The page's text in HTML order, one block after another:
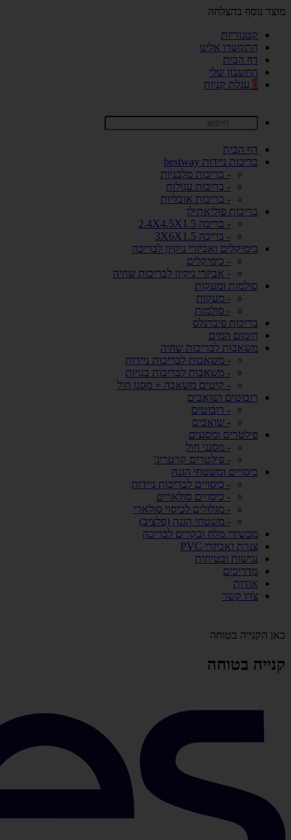
מוצר נוסף בהצלחה
קטגוריות
התקשרו אלינו
דף הבית
החשבון שלי
0 עגלת קניות
דף הבית
בריכות ניידות bestway
- בריכות מלבניות
- בריכות עגולות
- בריכות אובליות
בריכות פוליאתילן
- בריכה 2.4X4.5X1.5
- בריכה 3X6X1.5
כימיקלים ואביזרי ניקיון לבריכה
- כימיקלים
- אביזרי ניקיון לבריכות שחיה
סולמות ומעקות
- מעקות
- סולמות
בריכות פיברגלס
חימום המים
משאבות לבריכות שחיה
- משאבות לבריכות ניידות
- משאבות לבריכות בנויות
- קיטים משאבה + מסנן חול
רובוטים ושואבים
- רובוטים
- שואבים
פילטרים ומסננים
- מסנני חול
- פילטרים קרטריג'
כיסויים ומשטחי הגנה
- כיסויים לבריכות ניידות
- כיסויים סולארים
- מגלולים לכיסוי סולארי
- משטחי הגנה (פלציב)
מכשירי מלח ובקרים לבריכה
צנרת ואביזרי PVC
נגישות ובטיחות
מדריכים
אודות
צרו קשר
כאן הקנייה בטוחה
קנייה בטוחה